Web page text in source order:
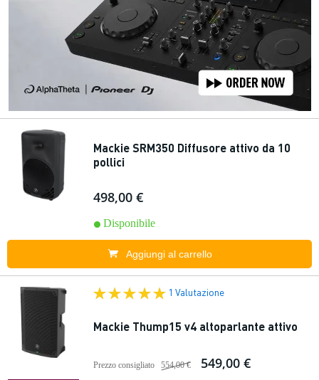
Mackie SRM350 Diffusore attivo da 10
pollici
498,00 €
Disponibile
Aggiungi al carrello
1 Valutazione
Mackie Thump15 v4 altoparlante attivo
Prezzo consigliato 554,00 € 549,00 €